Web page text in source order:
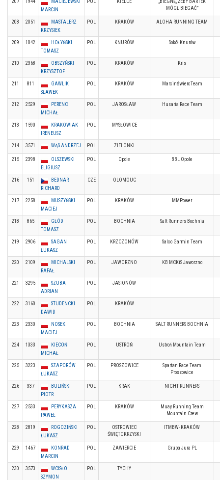
MARCIN
MÓGŁ BIEGAĆ”
208 2051
MASTALERZ
KRZYSIEK
POL KRAKÓW ALOHA RUNNING TEAM
209 1042
HOŁYŃSKI
TOMASZ
POL KNURÓW Sokół Knurów
210 2368
OBSZYŃSKI
KRZYSZTOF
POL KRAKÓW Kris
211 811
GAWLIK
SŁAWEK
POL KRAKÓW MarcinŚwiercTeam
212 2529
PERENC
MICHAŁ
POL JAROSŁAW Husaria Race Team
213 1590
KRAKOWIAK
IRENEUSZ
POL MYSŁOWICE
214 3571 WĄS ANDRZEJ POL ZIELONKI
215 2398
OLSZEWSKI
ELIGIUSZ
POL Opole BBL Opole
216 151
BEDNAR
RICHARD
CZE OLOMOUC
217 2258
MUSZYŃSKI
MACIEJ
POL KRAKÓW MMPower
218 865
GŁÓD
TOMASZ
POL BOCHNIA Salt Runners Bochnia
219 2906
SAGAN
ŁUKASZ
POL KRZCZONÓW Salco Garmin Team
220 2109
MICHALSKI
RAFAŁ
POL JAWORZNO KB MCKiS Jaworzno
221 3295
SZUBA
ADRIAN
POL JASIONÓW
222 3160
STUDENCKI
DAWID
POL KRAKÓW
223 2330
NOSEK
MACIEJ
POL BOCHNIA SALT RUNNERS BOCHNIA
224 1333
KIECOŃ
MICHAŁ
POL USTROŃ Ustroń Mountain Team
225 3223
SZAPORÓW
ŁUKASZ
POL PROSZOWICE
Spartan Race Team
Proszowice
226 337
BULIŃSKI
PIOTR
POL KRAK NIGHT RUNNERS
227 2533
PERYKASZA
PAWEŁ
POL KRAKÓW
Muay Running Team
Mountain Crew
228 2819
ROGOZIŃSKI
ŁUKASZ
POL
OSTROWIEC
ŚWIĘTOKRZYSKI
ITMBW- KRAKÓW
229 1467
KONRAD
MARCIN
POL ZAWIERCIE Grupa Jura PL
230 3573
WCISŁO
SZYMON
POL TYCHY